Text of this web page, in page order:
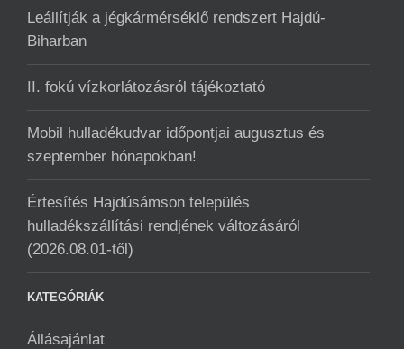
Leállítják a jégkármérséklő rendszert Hajdú-
Biharban
II. fokú vízkorlátozásról tájékoztató
Mobil hulladékudvar ️időpontjai augusztus és
szeptember hónapokban!
Értesítés Hajdúsámson település
hulladékszállítási rendjének változásáról
(2026.08.01-től)
KATEGÓRIÁK
Állásajánlat